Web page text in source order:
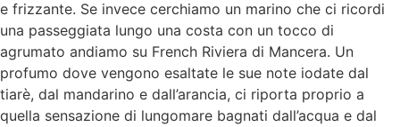
e frizzante. Se invece cerchiamo un marino che ci ricordi
una passeggiata lungo una costa con un tocco di
agrumato andiamo su French Riviera di Mancera. Un
profumo dove vengono esaltate le sue note iodate dal
tiarè, dal mandarino e dall’arancia, ci riporta proprio a
quella sensazione di lungomare bagnati dall’acqua e dal